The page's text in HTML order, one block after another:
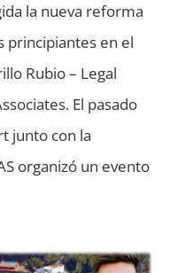
la nueva reforma
principiantes en el
Rubio – Legal
El pasado
junto con la
organizó un evento